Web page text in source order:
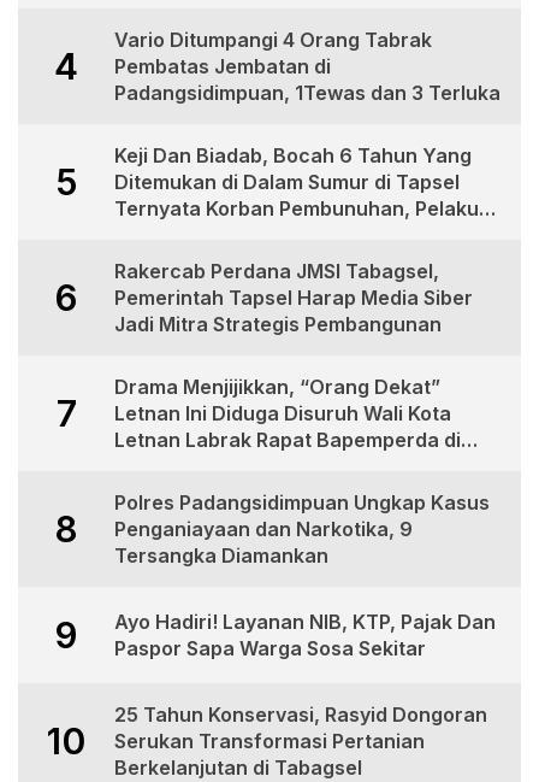
4
Vario Ditumpangi 4 Orang Tabrak
Pembatas Jembatan di
Padangsidimpuan, 1Tewas dan 3 Terluka
5
Keji Dan Biadab, Bocah 6 Tahun Yang
Ditemukan di Dalam Sumur di Tapsel
Ternyata Korban Pembunuhan, Pelaku
6
Rakercab Perdana JMSI Tabagsel,
Pemerintah Tapsel Harap Media Siber
Jadi Mitra Strategis Pembangunan
7
Drama Menjijikkan, “Orang Dekat”
Letnan Ini Diduga Disuruh Wali Kota
Letnan Labrak Rapat Bapemperda di
8
Polres Padangsidimpuan Ungkap Kasus
Penganiayaan dan Narkotika, 9
Tersangka Diamankan
9
Ayo Hadiri! Layanan NIB, KTP, Pajak Dan
Paspor Sapa Warga Sosa Sekitar
10
25 Tahun Konservasi, Rasyid Dongoran
Serukan Transformasi Pertanian
Berkelanjutan di Tabagsel